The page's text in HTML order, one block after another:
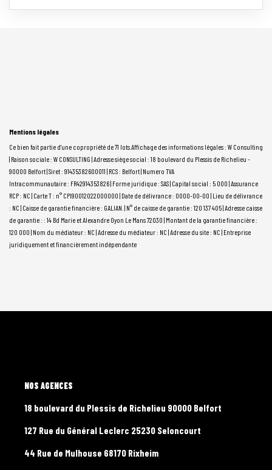
Mentions légales
Ce bien fait partie d'une copropriété de 71 lots.Affichage des informations légales : W Consulting
| Raison sociale : W CONSULTING | Adresse siège social : 18 boulevard du Plessis de Richelieu -
90000 Belfort | Siret : 91435382600011 | RCS : Belfort | Numero TVA
Intracommunautaire : FR42914353826 | Forme juridique : SAS | Capital social : 5 000 | Assurance
RCP : NC | Carte T : n° CPI90012022000000 | Date de délivrance : 0000-00-00 | Lieu de délivrance
: NC | Caisse de garantie financière : GALIAN. | N° de caisse de garantie : 120 137 405 | Adresse caisse
de garantie : : 14 Bd Marie et Alexandre Oyon Le Mans 72030 | Montant de la garantie financière :
120 000 | Nom du médiateur : NC | Adresse du médiateur : NC | Adresse du site : NC | Entreprise
juridiquement et financièrement indépendante
L'AGENCE
18 boulevard du Plessis de Richelieu 90000 Belfort
127 Rue du Général Leclerc 25230 Seloncourt
44 Rue de Mulhouse 68170 Rixheim